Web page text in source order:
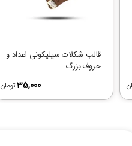
قالب شکلات سیلیکونی اعداد و
حروف بزرگ
35,000تومان